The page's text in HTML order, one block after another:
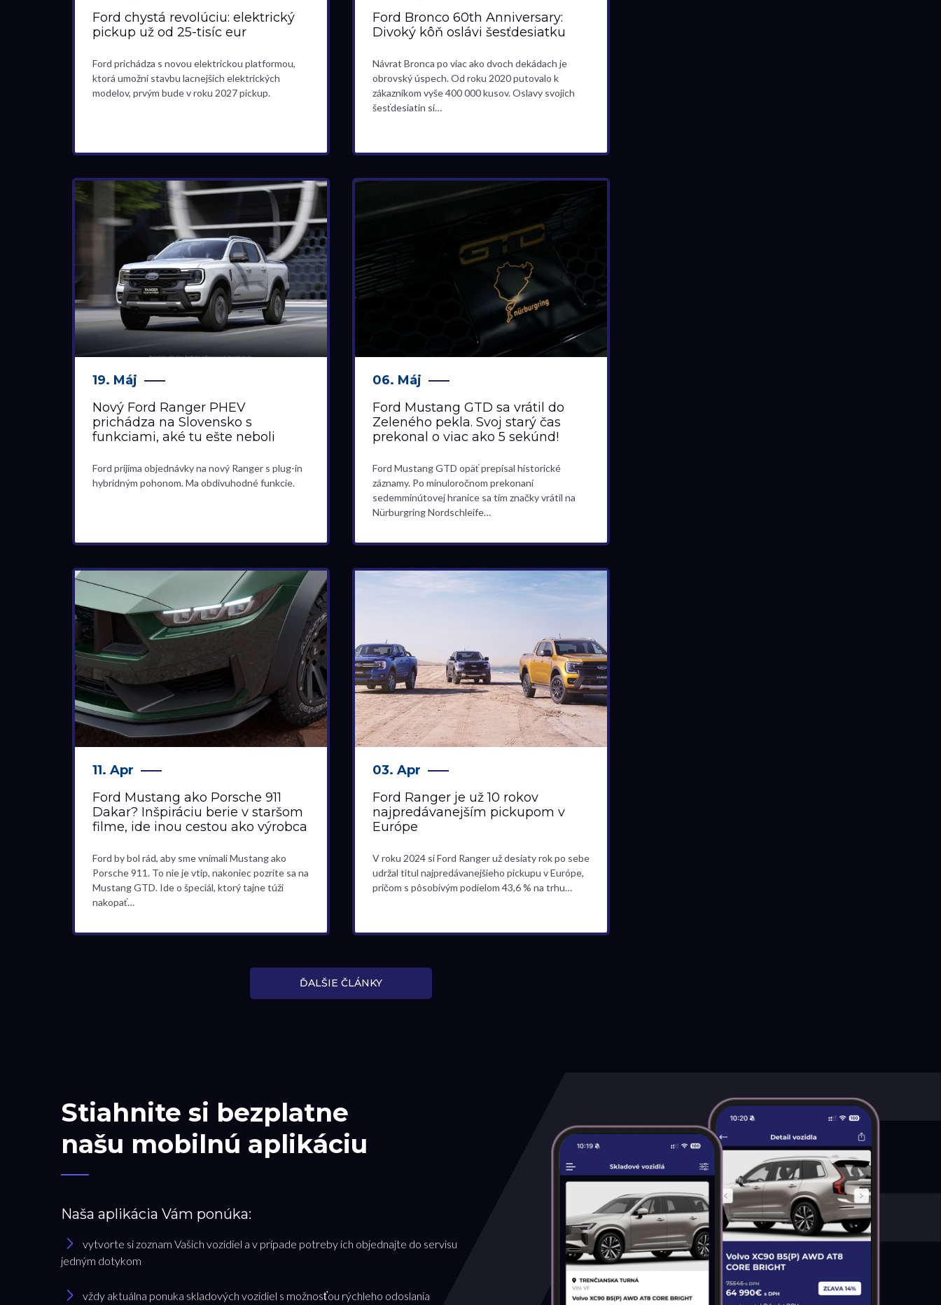
Ford chystá revolúciu: elektrický
pickup už od 25-tisíc eur
Ford prichádza s novou elektrickou platformou,
ktorá umožní stavbu lacnejších elektrických
modelov, prvým bude v roku 2027 pickup.
Ford Bronco 60th Anniversary:
Divoký kôň oslávi šesťdesiatku
Návrat Bronca po viac ako dvoch dekádach je
obrovský úspech. Od roku 2020 putovalo k
zákazníkom vyše 400 000 kusov. Oslavy svojich
šesťdesiatin si…
19. Máj
Nový Ford Ranger PHEV
prichádza na Slovensko s
funkciami, aké tu ešte neboli
Ford prijíma objednávky na nový Ranger s plug-in
hybridným pohonom. Ma obdivuhodné funkcie.
06. Máj
Ford Mustang GTD sa vrátil do
Zeleného pekla. Svoj starý čas
prekonal o viac ako 5 sekúnd!
Ford Mustang GTD opäť prepísal historické
záznamy. Po minuloročnom prekonaní
sedemminútovej hranice sa tím značky vrátil na
Nürburgring Nordschleife…
11. Apr
Ford Mustang ako Porsche 911
Dakar? Inšpiráciu berie v staršom
filme, ide inou cestou ako výrobca
Ford by bol rád, aby sme vnímali Mustang ako
Porsche 911. To nie je vtip, nakoniec pozrite sa na
Mustang GTD. Ide o špeciál, ktorý tajne túži
nakopať…
03. Apr
Ford Ranger je už 10 rokov
najpredávanejším pickupom v
Európe
V roku 2024 si Ford Ranger už desiaty rok po sebe
udržal titul najpredávanejšieho pickupu v Európe,
pričom s pôsobivým podielom 43,6 % na trhu…
ĎALŠIE ČLÁNKY
Stiahnite si bezplatne
našu mobilnú aplikáciu
Naša aplikácia Vám ponúka:
vytvorte si zoznam Vašich vozidiel a v prípade potreby ich objednajte do servisu
jedným dotykom
vždy aktuálna ponuka skladových vozidiel s možnosťou rýchleho odoslania